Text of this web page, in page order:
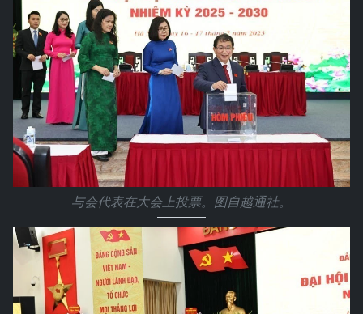
与会代表在大会上投票。图自越通社。